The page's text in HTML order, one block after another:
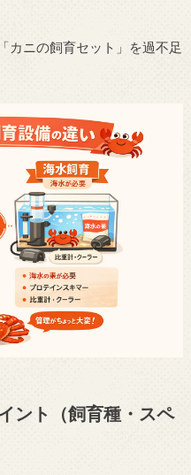
カニの飼育セット」を過不足
ント（飼育種・スペ